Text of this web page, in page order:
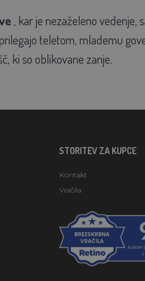
, kar je nezaželeno vedenje,
teletom, mlademu
ki so oblikovane zanje.
STORITEV ZA KUPCE
Kontakt
Vračila